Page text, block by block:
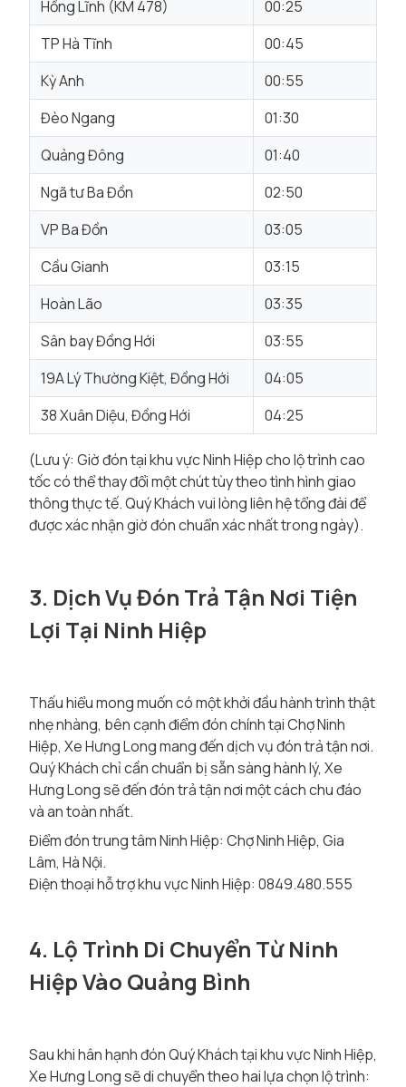
Hồng Lĩnh (KM 478)
00:25
TP Hà Tĩnh
00:45
Kỳ Anh
00:55
Đèo Ngang
01:30
Quảng Đông
01:40
Ngã tư Ba Đồn
02:50
VP Ba Đồn
03:05
Cầu Gianh
03:15
Hoàn Lão
03:35
Sân bay Đồng Hới
03:55
19A Lý Thường Kiệt, Đồng Hới
04:05
38 Xuân Diệu, Đồng Hới
04:25
(Lưu ý: Giờ đón tại khu vực Ninh Hiệp cho lộ trình cao
tốc có thể thay đổi một chút tùy theo tình hình giao
thông thực tế. Quý Khách vui lòng liên hệ tổng đài để
được xác nhận giờ đón chuẩn xác nhất trong ngày).
3. Dịch Vụ Đón Trả Tận Nơi Tiện
Lợi Tại Ninh Hiệp
Thấu hiểu mong muốn có một khởi đầu hành trình thật
nhẹ nhàng, bên cạnh điểm đón chính tại Chợ Ninh
Hiệp, Xe Hưng Long mang đến dịch vụ đón trả tận nơi.
Quý Khách chỉ cần chuẩn bị sẵn sàng hành lý, Xe
Hưng Long sẽ đến đón trả tận nơi một cách chu đáo
và an toàn nhất.
Điểm đón trung tâm Ninh Hiệp: Chợ Ninh Hiệp, Gia
Lâm, Hà Nội.
Điện thoại hỗ trợ khu vực Ninh Hiệp: 0849.480.555
4. Lộ Trình Di Chuyển Từ Ninh
Hiệp Vào Quảng Bình
Sau khi hân hạnh đón Quý Khách tại khu vực Ninh Hiệp,
Xe Hưng Long sẽ di chuyển theo hai lựa chọn lộ trình: